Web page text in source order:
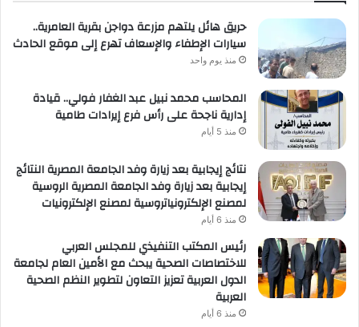
حريق هائل يلتهم مزرعة دواجن بقرية العامرية..
سيارات الإطفاء والإسعاف تهرع إلى موقع الحادث
منذ يوم واحد
المحاسب محمد نبيل عبد الغفار فولي.. قيادة
إدارية ناجحة على رأس فرع إيرادات طامية
منذ 5 أيام
نتائج إيجابية بعد زيارة وفد الجامعة المصرية النتائج
إيجابية بعد زيارة وفد الجامعة المصرية الروسية
لمصنع الإلكترونياتروسية لمصنع الإلكترونيات
منذ 6 أيام
رئيس المكتب التنفيذي للمجلس العربي
للاختصاصات الصحية يبحث مع الأمين العام لجامعة
الدول العربية تعزيز التعاون لتطوير النظم الصحية
العربية
منذ 6 أيام